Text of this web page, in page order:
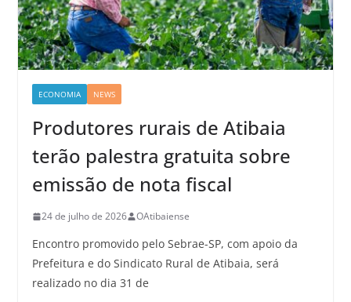
ECONOMIA NEWS
Produtores rurais de Atibaia
terão palestra gratuita sobre
emissão de nota fiscal
24 de julho de 2026 OAtibaiense
Encontro promovido pelo Sebrae-SP, com apoio da
Prefeitura e do Sindicato Rural de Atibaia, será
realizado no dia 31 de